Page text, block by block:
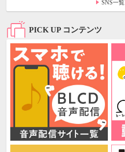
SNS一覧
PICK UP コンテンツ